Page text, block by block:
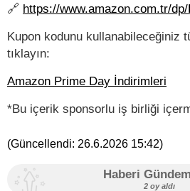
🔗 https://www.amazon.com.tr/
Kupon kodunu kullanabileceğiniz
tıklayın:
Amazon Prime Day İndirimleri
*Bu içerik sponsorlu iş birliği
(Güncellendi: 26.6.2026 15:42)
Haberi
2 oy aldı